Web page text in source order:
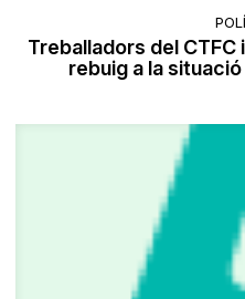
Treballadors del
rebuig a la